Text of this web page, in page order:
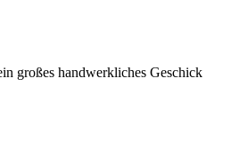
großes handwerkliches Geschick